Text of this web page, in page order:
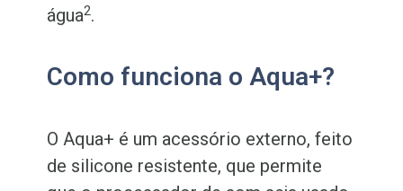
água2.
Como funciona o Aqua+?
O Aqua+ é um acessório externo, feito
de silicone resistente, que permite